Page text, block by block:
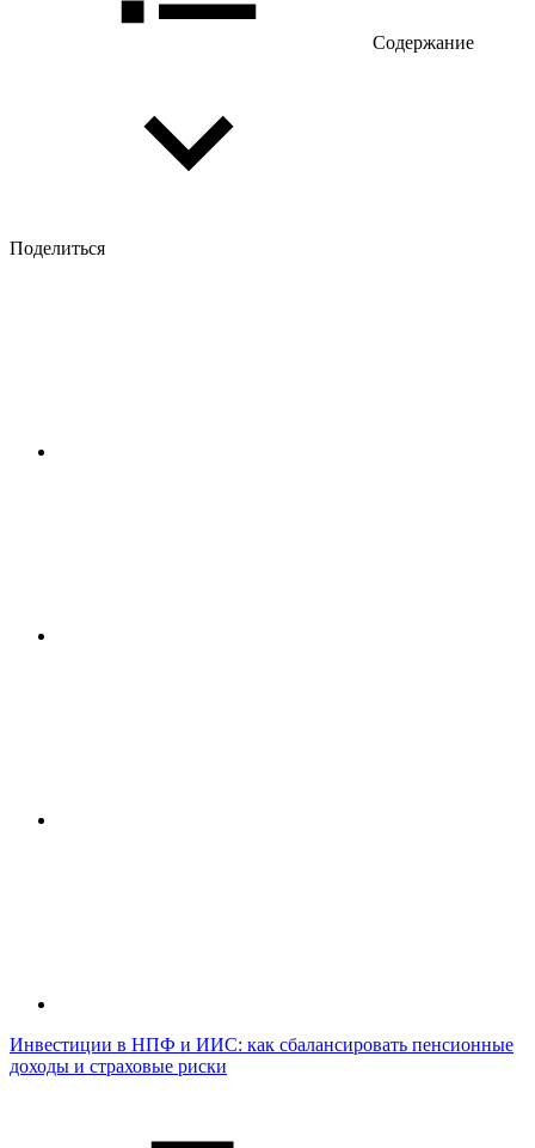
Содержание
Поделиться
Инвестиции в НПФ и ИИС: как сбалансировать пенсионные
доходы и страховые риски